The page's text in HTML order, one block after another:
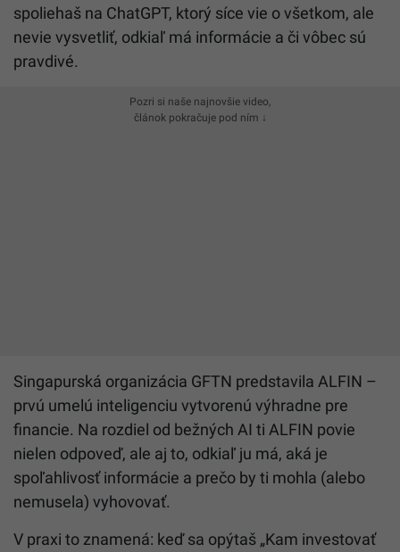
spoliehaš na ChatGPT, ktorý síce vie o všetkom, ale
nevie vysvetliť, odkiaľ má informácie a či vôbec sú
pravdivé.
Pozri si naše najnovšie video,
článok pokračuje pod ním ↓
Singapurská organizácia GFTN predstavila ALFIN –
prvú umelú inteligenciu vytvorenú výhradne pre
financie. Na rozdiel od bežných AI ti ALFIN povie
nielen odpoveď, ale aj to, odkiaľ ju má, aká je
spoľahlivosť informácie a prečo by ti mohla (alebo
nemusela) vyhovovať.
V praxi to znamená: keď sa opýtaš „Kam investovať